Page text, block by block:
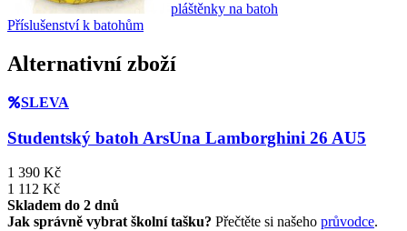
pláštěnky na batoh
Příslušenství k batohům
Alternativní zboží
SLEVA
Studentský batoh ArsUna Lamborghini 26 AU5
1 390 Kč
1 112 Kč
Skladem do 2 dnů
Jak správně vybrat školní tašku? Přečtěte si našeho průvodce.